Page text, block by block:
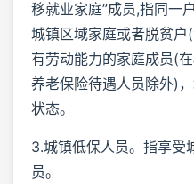
移就业家庭”成员,指同一
城镇区域家庭或者脱贫户
有劳动能力的家庭成员(
养老保险待遇人员除外)
状态。
3.城镇低保人员。指享受
员。